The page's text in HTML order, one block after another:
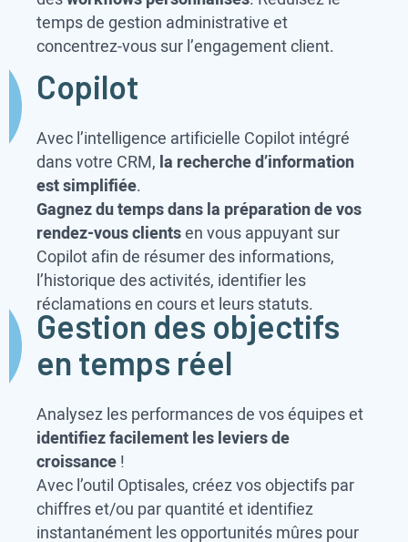
temps de gestion administrative et
concentrez-vous sur l’engagement client.
Copilot
Avec l’intelligence artificielle Copilot intégré
dans votre CRM, la recherche d’information
est simplifiée.
Gagnez du temps dans la préparation de vos
rendez-vous clientsen vous appuyant sur
Copilot afin de résumer des informations,
l’historique des activités, identifier les
réclamations en cours et leurs statuts.
Gestion des objectifs
en temps réel
Analysez les performances de vos équipes et
identifiez facilement les leviers de
croissance!
Avec l’outil Optisales, créez vos objectifs par
chiffres et/ou par quantité et identifiez
instantanément les opportunités mûres pour